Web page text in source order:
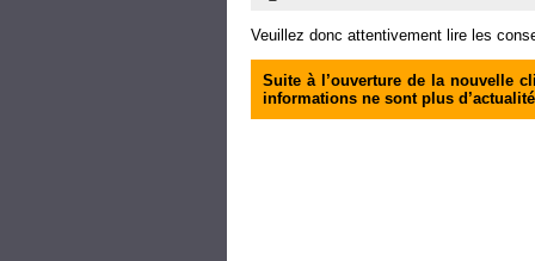
Veuillez donc attentivement lire les
Suite à l’ouverture de la nouvelle
informations ne sont plus